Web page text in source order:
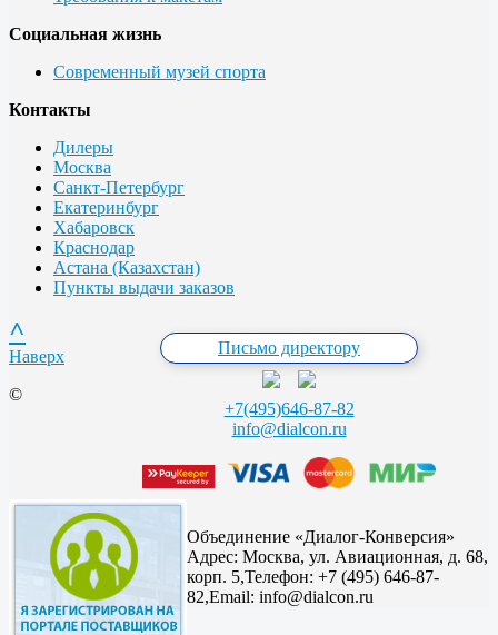
Социальная жизнь
Современный музей спорта
Контакты
Дилеры
Москва
Санкт-Петербург
Екатеринбург
Хабаровск
Краснодар
Астана (Казахстан)
Пункты выдачи заказов
Письмо директору
+7(495)646-87-82
info@dialcon.ru
^
Наверх
©
Объединение «Диалог-Конверсия»
Адрес: Москва, ул. Авиационная, д. 68,
корп. 5,Телефон: +7 (495) 646-87-
82,Email: info@dialcon.ru